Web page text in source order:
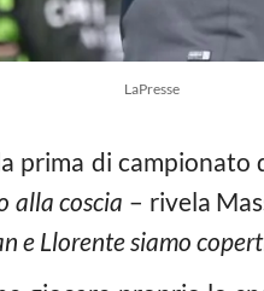
LaPresse
prima di campionato
alla coscia – rivela
e Llorente siamo